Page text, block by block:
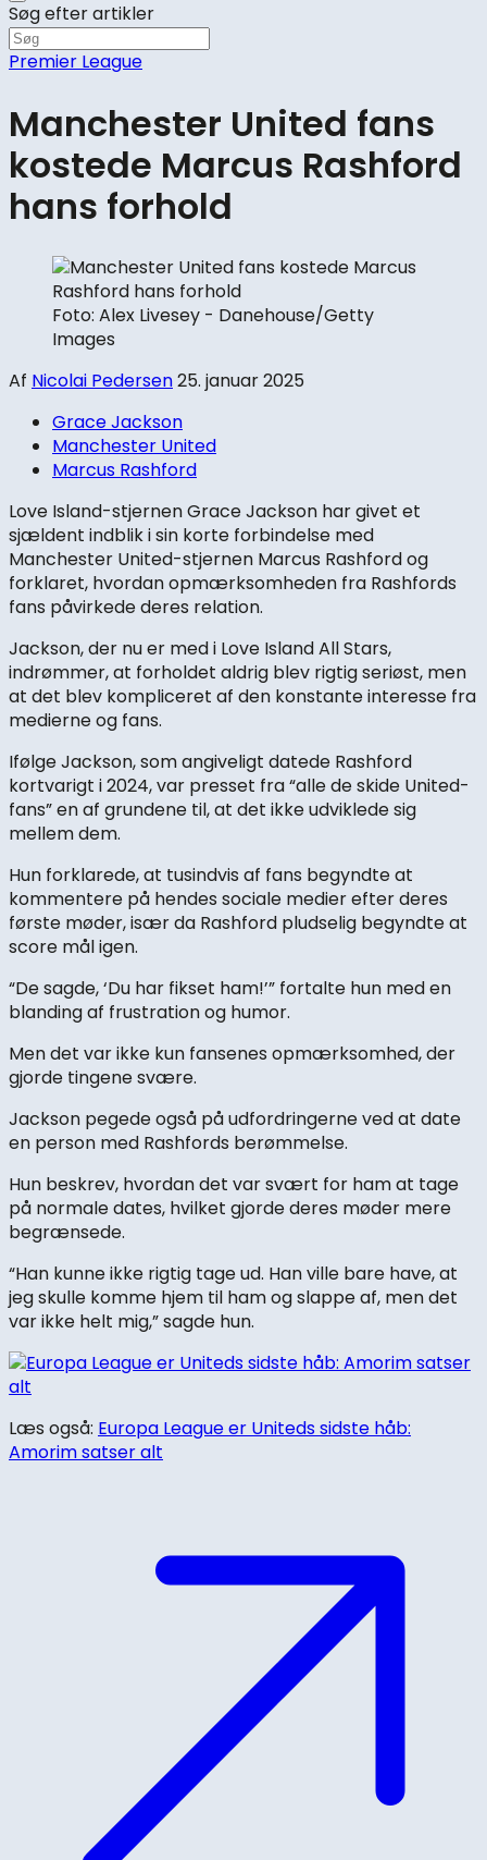
Søg efter artikler
Premier League
Manchester United fans
kostede Marcus Rashford
hans forhold
Foto: Alex Livesey - Danehouse/Getty
Images
Af Nicolai Pedersen25. januar 2025
Grace Jackson
Manchester United
Marcus Rashford
Love Island-stjernen Grace Jackson har givet et
sjældent indblik i sin korte forbindelse med
Manchester United-stjernen Marcus Rashford og
forklaret, hvordan opmærksomheden fra Rashfords
fans påvirkede deres relation.
Jackson, der nu er med i Love Island All Stars,
indrømmer, at forholdet aldrig blev rigtig seriøst, men
at det blev kompliceret af den konstante interesse fra
medierne og fans.
Ifølge Jackson, som angiveligt datede Rashford
kortvarigt i 2024, var presset fra “alle de skide United-
fans” en af grundene til, at det ikke udviklede sig
mellem dem.
Hun forklarede, at tusindvis af fans begyndte at
kommentere på hendes sociale medier efter deres
første møder, især da Rashford pludselig begyndte at
score mål igen.
“De sagde, ‘Du har fikset ham!’” fortalte hun med en
blanding af frustration og humor.
Men det var ikke kun fansenes opmærksomhed, der
gjorde tingene svære.
Jackson pegede også på udfordringerne ved at date
en person med Rashfords berømmelse.
Hun beskrev, hvordan det var svært for ham at tage
på normale dates, hvilket gjorde deres møder mere
begrænsede.
“Han kunne ikke rigtig tage ud. Han ville bare have, at
jeg skulle komme hjem til ham og slappe af, men det
var ikke helt mig,” sagde hun.
Læs også: Europa League er Uniteds sidste håb:
Amorim satser alt